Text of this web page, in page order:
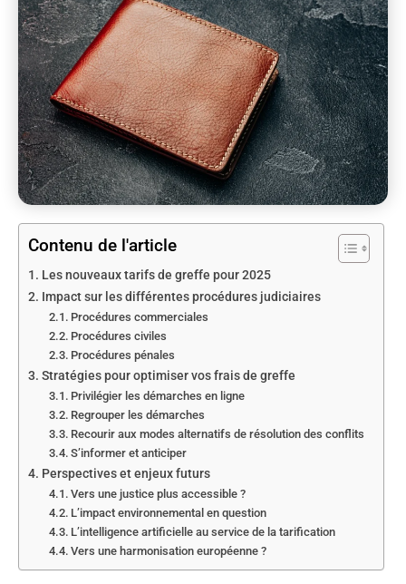
Contenu de l'article
Les nouveaux tarifs de greffe pour 2025
Impact sur les différentes procédures judiciaires
Procédures commerciales
Procédures civiles
Procédures pénales
Stratégies pour optimiser vos frais de greffe
Privilégier les démarches en ligne
Regrouper les démarches
Recourir aux modes alternatifs de résolution des conflits
S’informer et anticiper
Perspectives et enjeux futurs
Vers une justice plus accessible ?
L’impact environnemental en question
L’intelligence artificielle au service de la tarification
Vers une harmonisation européenne ?